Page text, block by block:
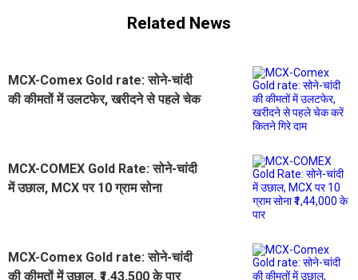
Related News
MCX-Comex Gold rate: सोने-चांदी
की कीमतों में उलटफेर, खरीदने से पहले चेक
MCX-COMEX Gold Rate: सोने-चांदी
में उछाल, MCX पर 10 ग्राम सोना
MCX-Comex Gold rate: सोने-चांदी
की कीमतों में उछाल, ₹1,43,500 के पार